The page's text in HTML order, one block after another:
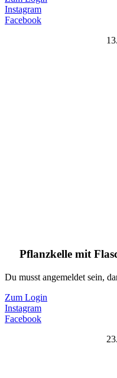
Instagram
Facebook
Pflanzkelle mit
Du musst angemeldet sein,
Zum Login
Instagram
Facebook